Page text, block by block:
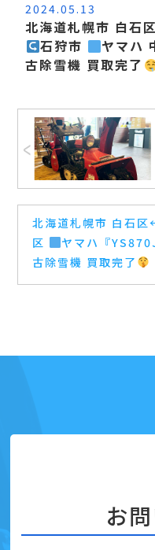
2024.05.13
北海道札幌市 白石区
石狩市
ヤマハ
古除雪機 買取完了
北海道札幌市 白石区
区
ヤマハ『
古除雪機 買取完了
お